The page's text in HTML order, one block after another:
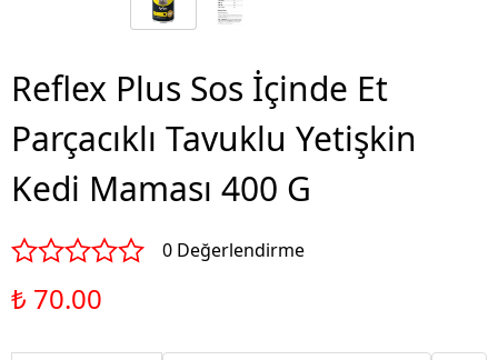
Reflex Plus Sos İçinde Et
Parçacıklı Tavuklu Yetişkin
Kedi Maması 400 G
0 Değerlendirme
₺ 70.00